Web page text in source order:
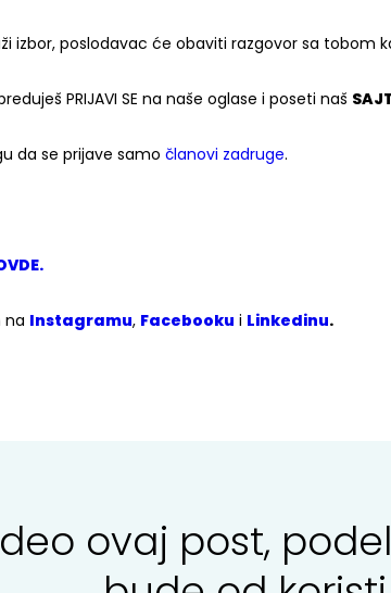
izbor, poslodavac će obaviti razgovor sa tobom
PRIJAVI SE na naše oglase i poseti naš
da se prijave samo članovi zadruge.
na Instagramu, Facebooku i Linkedinu.
ovaj post,